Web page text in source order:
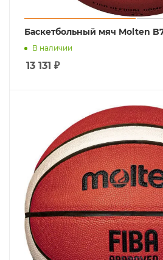
Баскетбольный мяч Molten
В наличии
13 131 ₽